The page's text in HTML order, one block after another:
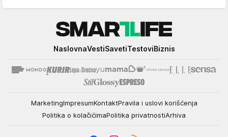
NaslovnaVestiSavetiTestoviBiznis
MarketingImpresumKontaktPravila i uslovi korišćenja
Politika o kolačićimaPolitika privatnostiArhiva